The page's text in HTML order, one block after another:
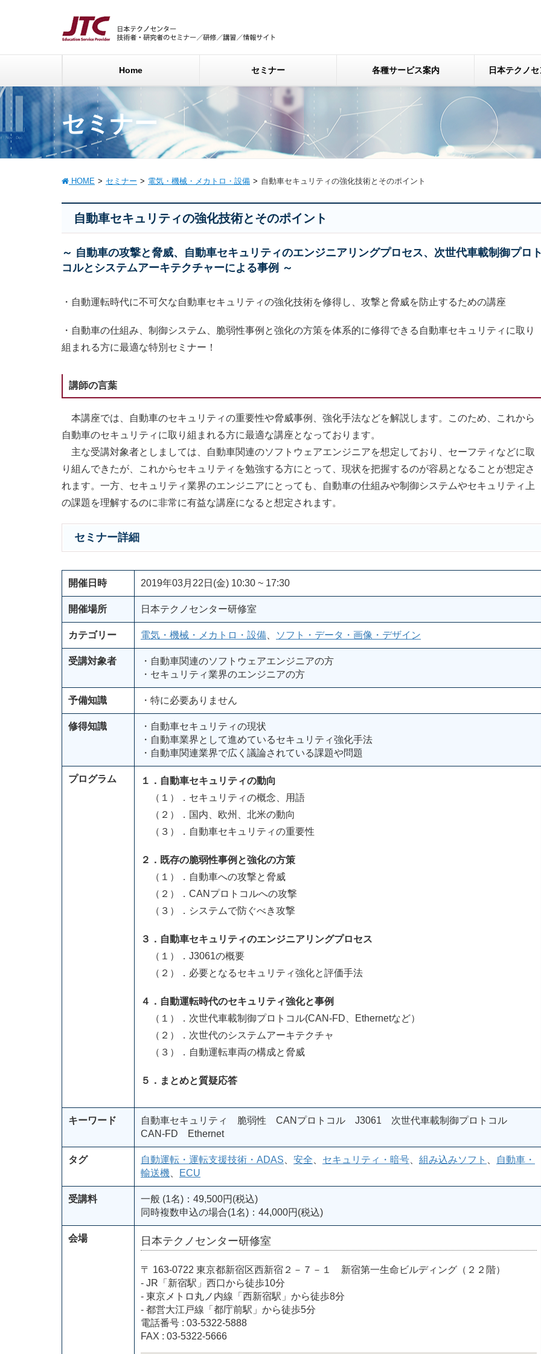
Home セミナー 各種サービス案内 日本テクノ
セミナー
HOME セミナー 電気・機械・メカトロ・設備 自動車セキュリティの強化技術とそのポイント
自動車セキュリティの強化技術とそのポイント
～ 自動車の攻撃と脅威、自動車セキュリティのエンジニアリングプロセス、次世代車載制御プロト
コルとシステムアーキテクチャーによる事例 ～
・自動運転時代に不可欠な自動車セキュリティの強化技術を修得し、攻撃と脅威を防止するための講座
・自動車の仕組み、制御システム、脆弱性事例と強化の方策を体系的に修得できる自動車セキュリティに取り
組まれる方に最適な特別セミナー！
講師の言葉
本講座では、自動車のセキュリティの重要性や脅威事例、強化手法などを解説します。このため、これから
自動車のセキュリティに取り組まれる方に最適な講座となっております。
主な受講対象者としましては、自動車関連のソフトウェアエンジニアを想定しており、セーフティなどに取
り組んできたが、これからセキュリティを勉強する方にとって、現状を把握するのが容易となることが想定さ
れます。一方、セキュリティ業界のエンジニアにとっても、自動車の仕組みや制御システムやセキュリティ上
の課題を理解するのに非常に有益な講座になると想定されます。
セミナー詳細
開催日時 2019年03月22日(金) 10:30 ~ 17:30
開催場所 日本テクノセンター研修室
カテゴリー 電気・機械・メカトロ・設備 ソフト・データ・画像・デザイン
受講対象者
・自動車関連のソフトウェアエンジニアの方
・セキュリティ業界のエンジニアの方
予備知識 ・特に必要ありません
修得知識
・自動車セキュリティの現状
・自動車業界として進めているセキュリティ強化手法
・自動車関連業界で広く議論されている課題や問題
プログラム
１．自動車セキュリティの動向
（１）．セキュリティの概念、用語
（２）．国内、欧州、北米の動向
（３）．自動車セキュリティの重要性
２．既存の脆弱性事例と強化の方策
（１）．自動車への攻撃と脅威
（２）．CANプロトコルへの攻撃
（３）．システムで防ぐべき攻撃
３．自動車セキュリティのエンジニアリングプロセス
（１）．J3061の概要
（２）．必要となるセキュリティ強化と評価手法
４．自動運転時代のセキュリティ強化と事例
（１）．次世代車載制御プロトコル(CAN-FD、Ethernetなど）
（２）．次世代のシステムアーキテクチャ
（３）．自動運転車両の構成と脅威
５．まとめと質疑応答
キーワード
自動車セキュリティ 脆弱性 CANプロトコル J3061 次世代車載制御プロトコル
CAN-FD Ethernet
タグ 自動運転・運転支援技術・ADAS 安全 セキュリティ・暗号 組み込みソフト
自動車・
輸送機
ECU
受講料
一般 (1名)：49,500円(税込)
同時複数申込の場合(1名)：44,000円(税込)
会場 日本テクノセンター研修室
〒 163-0722 東京都新宿区西新宿２－７－１ 新宿第一生命ビルディング（２２階）
- JR「新宿駅」西口から徒歩10分
- 東京メトロ丸ノ内線「西新宿駅」から徒歩8分
- 都営大江戸線「都庁前駅」から徒歩5分
電話番号 : 03-5322-5888
FAX : 03-5322-5666